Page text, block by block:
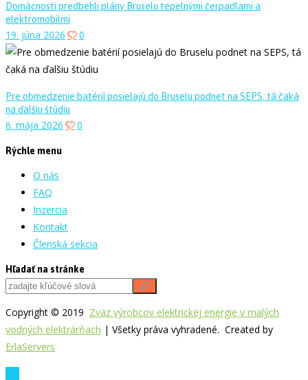
Domácnosti predbehli plány Bruselu tepelnými čerpadlami a
elektromobilmi
19. júna 2026 0
Pre obmedzenie batérií posielajú do Bruselu podnet na SEPS, tá čaká
na ďalšiu štúdiu
6. mája 2026 0
Rýchle menu
O nás
FAQ
Inzercia
Kontakt
Členská sekcia
Hľadať na stránke
Copyright © 2019 Zväz výrobcov elektrickej energie v malých
vodných elektrárňach | Všetky práva vyhradené. Created by
ErlaServers